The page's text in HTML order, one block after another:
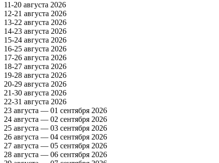
11-20 августа 2026
12-21 августа 2026
13-22 августа 2026
14-23 августа 2026
15-24 августа 2026
16-25 августа 2026
17-26 августа 2026
18-27 августа 2026
19-28 августа 2026
20-29 августа 2026
21-30 августа 2026
22-31 августа 2026
23 августа — 01 сентября 2026
24 августа — 02 сентября 2026
25 августа — 03 сентября 2026
26 августа — 04 сентября 2026
27 августа — 05 сентября 2026
28 августа — 06 сентября 2026